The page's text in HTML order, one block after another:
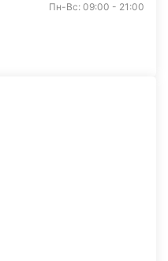
Пн-Вс: 09:00 - 21:00